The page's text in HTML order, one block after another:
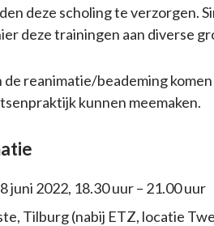
deze scholing te verzorgen.
deze trainingen aan diverse
reanimatie/beademing
kunnen meemaken.
juni 2022, 18.30 uur – 21.00 uur
Tilburg (nabij ETZ, locatie